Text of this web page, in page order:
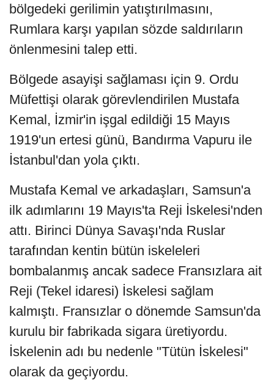
bölgedeki gerilimin yatıştırılmasını,
Rumlara karşı yapılan sözde saldırıların
önlenmesini talep etti.
Bölgede asayişi sağlaması için 9. Ordu
Müfettişi olarak görevlendirilen Mustafa
Kemal, İzmir'in işgal edildiği 15 Mayıs
1919'un ertesi günü, Bandırma Vapuru ile
İstanbul'dan yola çıktı.
Mustafa Kemal ve arkadaşları, Samsun'a
ilk adımlarını 19 Mayıs'ta Reji İskelesi'nden
attı. Birinci Dünya Savaşı'nda Ruslar
tarafından kentin bütün iskeleleri
bombalanmış ancak sadece Fransızlara ait
Reji (Tekel idaresi) İskelesi sağlam
kalmıştı. Fransızlar o dönemde Samsun'da
kurulu bir fabrikada sigara üretiyordu.
İskelenin adı bu nedenle "Tütün İskelesi"
olarak da geçiyordu.